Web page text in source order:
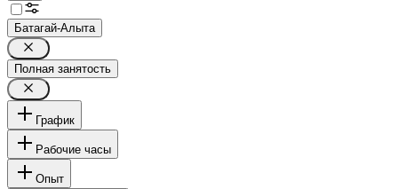
Батагай-Алыта
Полная занятость
График
Рабочие часы
Опыт